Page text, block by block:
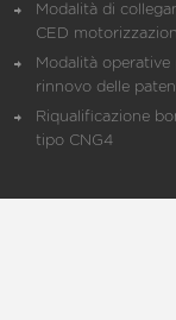
Modalità di
CED
Modalità operative
rinnovo delle
Riqualificazione
tipo CNG4